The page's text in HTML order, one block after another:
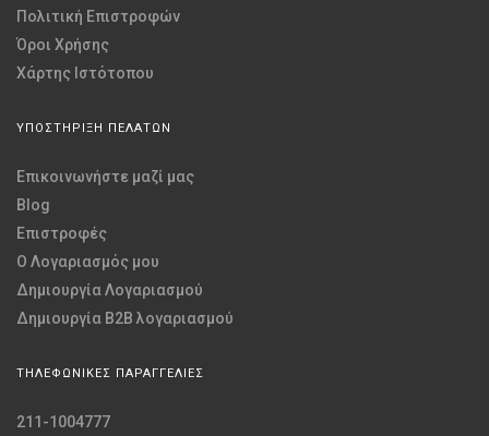
Πολιτική Επιστροφών
Όροι Χρήσης
Χάρτης Ιστότοπου
ΥΠΟΣΤΗΡΙΞΗ ΠΕΛΑΤΩΝ
Επικοινωνήστε μαζί μας
Blog
Επιστροφές
O Λογαριασμός μου
Δημιουργία Λογαριασμού
Δημιουργία B2B λογαριασμού
ΤΗΛΕΦΩΝΙΚΕΣ ΠΑΡΑΓΓΕΛΙΕΣ
211-1004777